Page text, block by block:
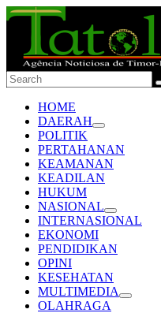
HOME
DAERAH
POLITIK
PERTAHANAN
KEAMANAN
KEADILAN
HUKUM
NASIONAL
INTERNASIONAL
EKONOMI
PENDIDIKAN
OPINI
KESEHATAN
MULTIMEDIA
OLAHRAGA